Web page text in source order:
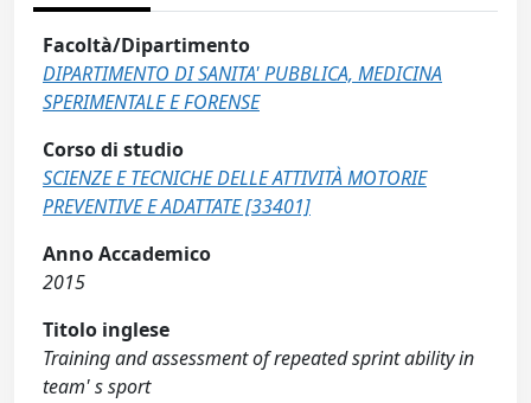
Facoltà/Dipartimento
DIPARTIMENTO DI SANITA' PUBBLICA, MEDICINA
SPERIMENTALE E FORENSE
Corso di studio
SCIENZE E TECNICHE DELLE ATTIVITÀ MOTORIE
PREVENTIVE E ADATTATE [33401]
Anno Accademico
2015
Titolo inglese
Training and assessment of repeated sprint ability in
team' s sport